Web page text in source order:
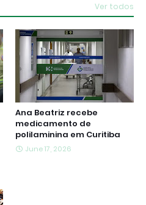
Ver todos
Ana Beatriz recebe
medicamento de
polilaminina em Curitiba
June 17, 2026